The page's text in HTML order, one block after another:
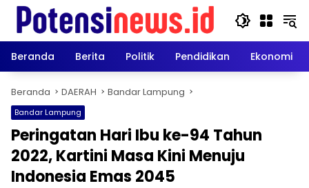
Langsung
konten
Beranda
Berita Politik Pendidikan Ekonomi
Beranda DAERAH Bandar Lampung
Bandar Lampung
Peringatan Hari Ibu ke-94 Tahun
2022, Kartini Masa Kini Menuju
Indonesia Emas 2045